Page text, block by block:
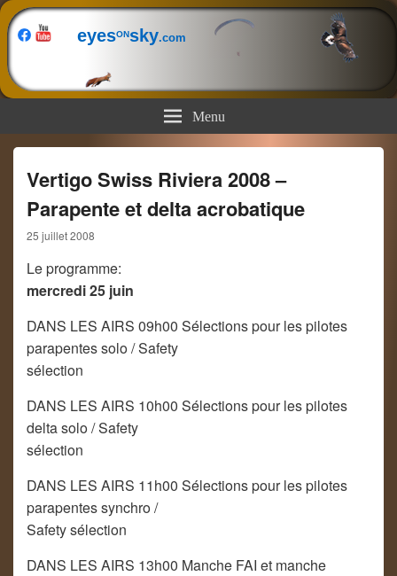
eyesONsky.com
Menu
Vertigo Swiss Riviera 2008 –
Parapente et delta acrobatique
25 juillet 2008
Le programme:
mercredi 25 juin
DANS LES AIRS 09h00 Sélections pour les pilotes
parapentes solo / Safety
sélection
DANS LES AIRS 10h00 Sélections pour les pilotes
delta solo / Safety
sélection
DANS LES AIRS 11h00 Sélections pour les pilotes
parapentes synchro /
Safety sélection
DANS LES AIRS 13h00 Manche FAI et manche